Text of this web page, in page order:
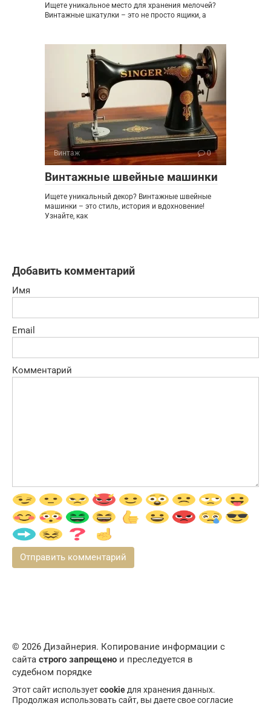
Ищете уникальное место для хранения мелочей?
Винтажные шкатулки – это не просто ящики, а
Винтаж 0
Винтажные швейные машинки
Ищете уникальный декор? Винтажные швейные
машинки – это стиль, история и вдохновение!
Узнайте, как
Добавить комментарий
Имя
Email
Комментарий
© 2026 Дизайнерия. Копирование информации с
сайта строго запрещено и преследуется в
судебном порядке
Этот сайт используетcookieдля хранения данных.
Продолжая использовать сайт, вы даете свое согласие